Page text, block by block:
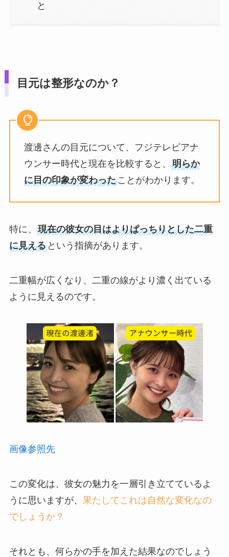
と
目元は整形なのか？
渡邊さんの目元について、フジテレビアナ
ウンサー時代と現在を比較すると、 明らか
に目の印象が変わったことがわかります。
特に、 現在の彼女の目はよりぱっちりとした二重
に見えるという指摘があります。
二重幅が広くなり、二重の線がより濃く出ている
ように見えるのです。
画像参照先
この変化は、彼女の魅力を一層引き立てているよ
うに思いますが、 果たしてこれは自然な変化なの
でしょうか？
それとも、何らかの手を加えた結果なのでしょう